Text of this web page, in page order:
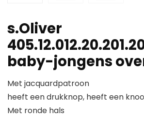
s.Oliver
baby-jongens
Met jacquardpatroon
heeft een drukknop, heeft een
Met ronde hals